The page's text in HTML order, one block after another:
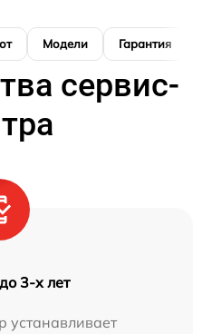
Модели Гарантия
сервис-
3-х лет
устанавливает